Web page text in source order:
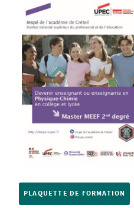
PLAQUETTE DE FORMATION